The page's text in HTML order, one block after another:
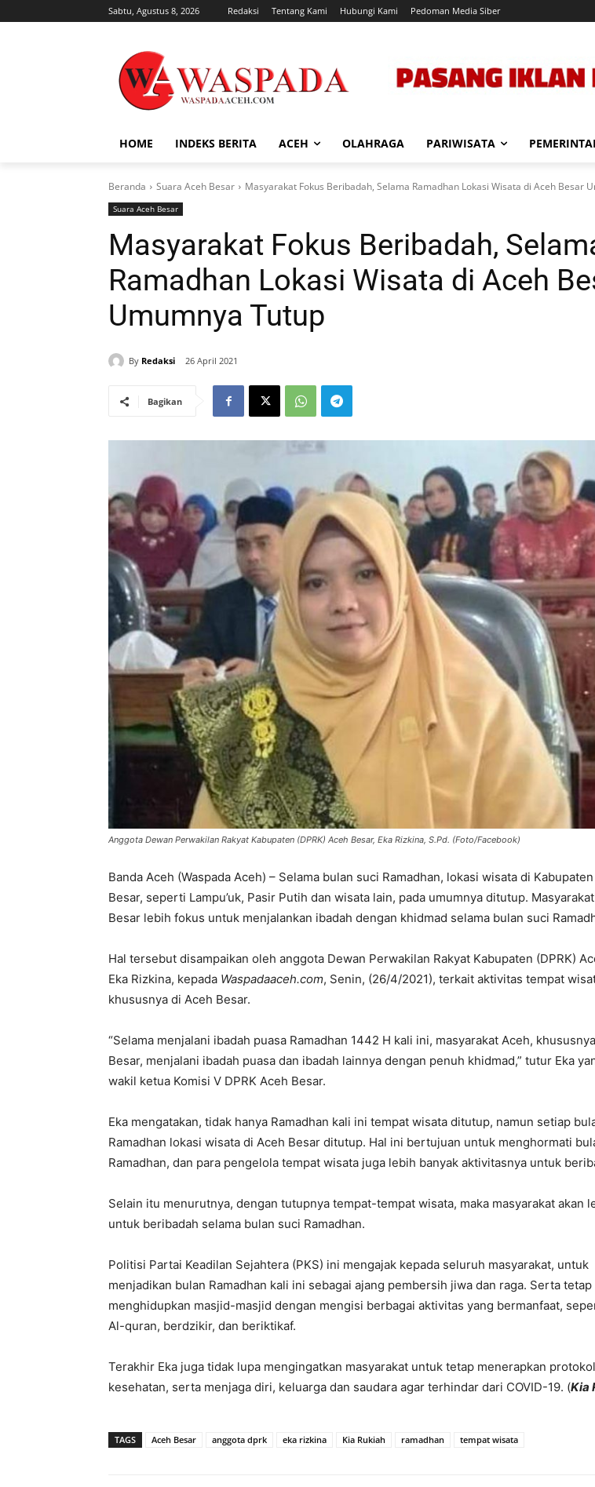
Sabtu, Agustus 8, 2026 Redaksi Tentang Kami Hubungi Kami Pedoman Media Siber
HOME INDEKS BERITA ACEH OLAHRAGA PARIWISATA
Beranda Suara Aceh Besar Masyarakat Fokus Beribadah, Selama Ramadhan Lokasi Wisata di Aceh Besar
Suara Aceh Besar
Masyarakat Fokus Beribadah,
Ramadhan Lokasi Wisata di Aceh
Umumnya Tutup
By Redaksi 26 April 2021
Bagikan
Anggota Dewan Perwakilan Rakyat Kabupaten (DPRK) Aceh Besar, Eka Rizkina, S.Pd. (Foto/Facebook)
Banda Aceh (Waspada Aceh) – Selama bulan suci Ramadhan, lokasi wisata di
Besar, seperti Lampu’uk, Pasir Putih dan wisata lain, pada umumnya ditutup.
Besar lebih fokus untuk menjalankan ibadah dengan khidmad selama bulan suci
Hal tersebut disampaikan oleh anggota Dewan Perwakilan Rakyat Kabupaten (DPRK)
Eka Rizkina, kepada Waspadaaceh.com, Senin, (26/4/2021), terkait aktivitas tempat
khususnya di Aceh Besar.
“Selama menjalani ibadah puasa Ramadhan 1442 H kali ini, masyarakat Aceh,
Besar, menjalani ibadah puasa dan ibadah lainnya dengan penuh khidmad,” tutur Eka
wakil ketua Komisi V DPRK Aceh Besar.
Eka mengatakan, tidak hanya Ramadhan kali ini tempat wisata ditutup, namun setiap
Ramadhan lokasi wisata di Aceh Besar ditutup. Hal ini bertujuan untuk menghormati
Ramadhan, dan para pengelola tempat wisata juga lebih banyak aktivitasnya untuk
Selain itu menurutnya, dengan tutupnya tempat-tempat wisata, maka masyarakat akan
untuk beribadah selama bulan suci Ramadhan.
Politisi Partai Keadilan Sejahtera (PKS) ini mengajak kepada seluruh masyarakat, untuk
menjadikan bulan Ramadhan kali ini sebagai ajang pembersih jiwa dan raga. Serta tetap
menghidupkan masjid-masjid dengan mengisi berbagai aktivitas yang bermanfaat,
Al-quran, berdzikir, dan beriktikaf.
Terakhir Eka juga tidak lupa mengingatkan masyarakat untuk tetap menerapkan protokol
kesehatan, serta menjaga diri, keluarga dan saudara agar terhindar dari COVID-19. (Kia
TAGS Aceh Besar anggota dprk eka rizkina Kia Rukiah ramadhan tempat wisata